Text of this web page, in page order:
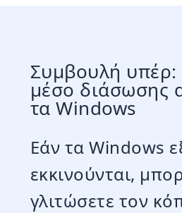
Συμβουλή υπέρ:
μέσο διάσωσης
τα Windows
Εάν τα Windows
εκκινούνται,
γλιτώσετε τον